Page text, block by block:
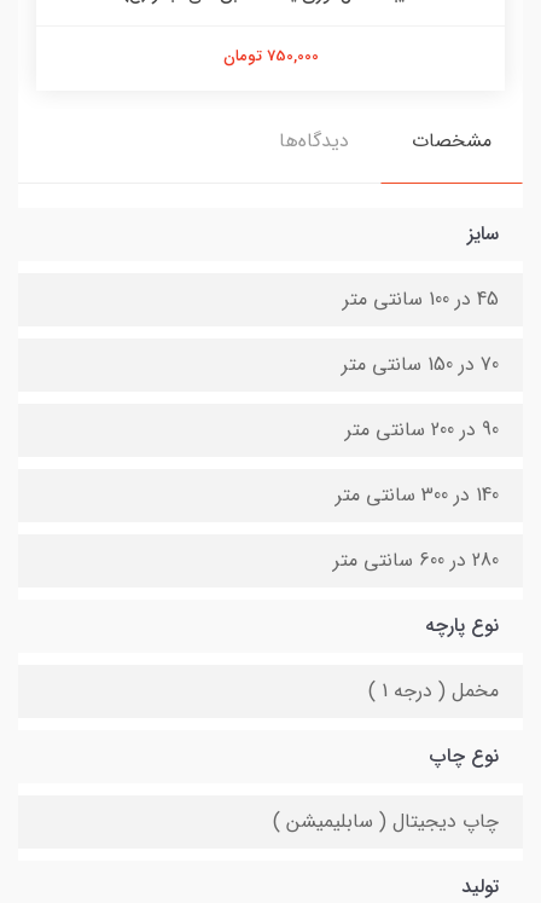
750,000 تومان
مشخصات دیدگاه‌ها
سایز
45 در 100 سانتی متر
70 در 150 سانتی متر
90 در 200 سانتی متر
140 در 300 سانتی متر
280 در 600 سانتی متر
نوع پارچه
مخمل ( درجه 1 )
نوع چاپ
چاپ دیجیتال ( سابلیمیشن )
تولید